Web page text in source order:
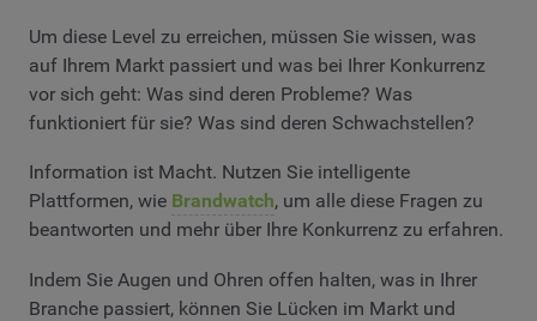
Um diese Level zu erreichen, müssen Sie wissen, was
auf Ihrem Markt passiert und was bei Ihrer Konkurrenz
vor sich geht: Was sind deren Probleme? Was
funktioniert für sie? Was sind deren Schwachstellen?
Information ist Macht. Nutzen Sie intelligente
Plattformen, wie Brandwatch, um alle diese Fragen zu
beantworten und mehr über Ihre Konkurrenz zu erfahren.
Indem Sie Augen und Ohren offen halten, was in Ihrer
Branche passiert, können Sie Lücken im Markt und